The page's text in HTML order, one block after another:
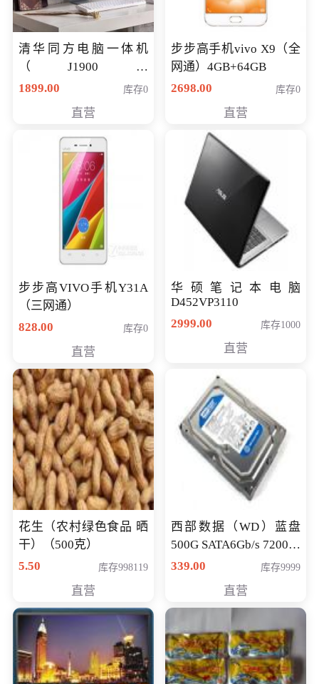
清华同方电脑一体机
（J1900四
核/4G/120G0.8CM厚度
1899.00 库存0
直营
步步高手机vivo X9（全
网通）4GB+64GB
2698.00
库存0
直营
步步高VIVO手机Y31A
（三网通）
828.00
库存0
直营
华硕笔记本电脑
D452VP3110
2999.00
库存1000
直营
花生（农村绿色食品 晒
干）（500克）
5.50
库存998119
直营
西部数据（WD）蓝盘
500G SATA6Gb/s 7200转
16M 台式机硬盘
339.00 库存9999
直营